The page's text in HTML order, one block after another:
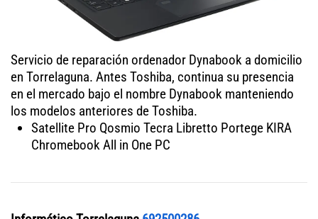
Servicio de reparación ordenador Dynabook a domicilio
en Torrelaguna. Antes Toshiba, continua su presencia
en el mercado bajo el nombre Dynabook manteniendo
los modelos anteriores de Toshiba.
Satellite Pro Qosmio Tecra Libretto Portege KIRA
Chromebook All in One PC